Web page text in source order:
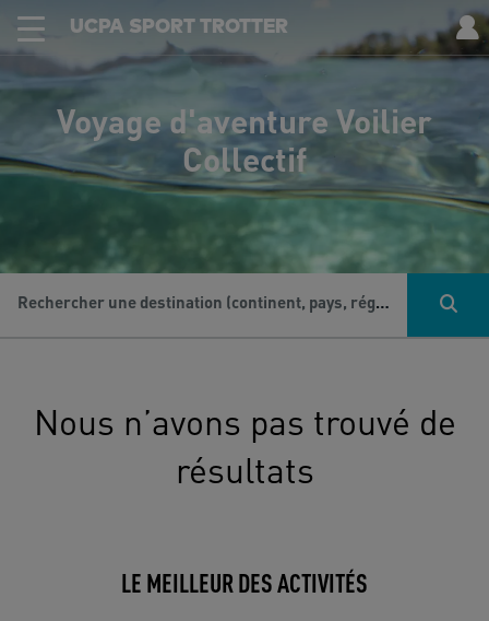
UCPA SPORT TROTTER
Voyage d'aventure Voilier
Collectif
Rechercher une destination (continent, pays, région...), une activité...
Nous n’avons pas trouvé de
résultats
LE MEILLEUR DES ACTIVITÉS